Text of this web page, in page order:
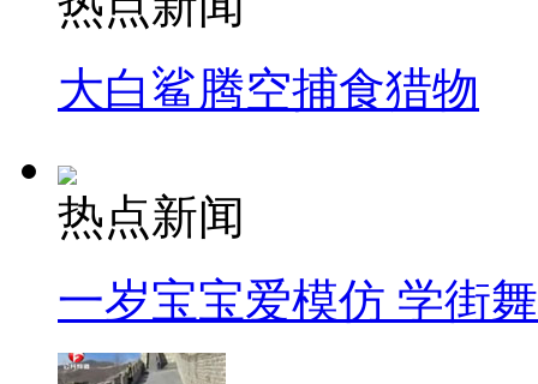
大白鲨腾空捕食猎物
热点新闻
一岁宝宝爱模仿 学街